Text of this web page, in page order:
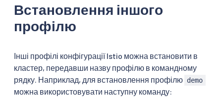
Встановлення іншого
профілю
Інші профілі конфігурації Istio можна встановити в
кластер, передавши назву профілю в командному
рядку. Наприклад, для встановлення профілю demo
можна використовувати наступну команду: